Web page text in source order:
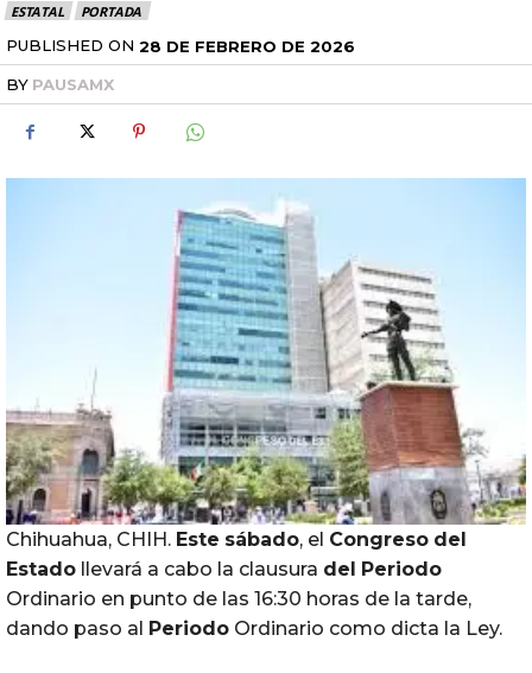
ESTATAL PORTADA
PUBLISHED ON 28 DE FEBRERO DE 2026
BY PAUSAMX
Chihuahua, CHIH. Este sábado, el Congreso del
Estado llevará a cabo la clausura del Periodo
Ordinario en punto de las 16:30 horas de la tarde,
dando paso al Periodo Ordinario como dicta la Ley.